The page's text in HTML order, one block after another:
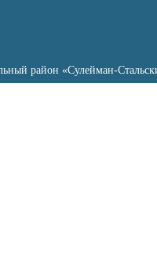
район «Сулейман-